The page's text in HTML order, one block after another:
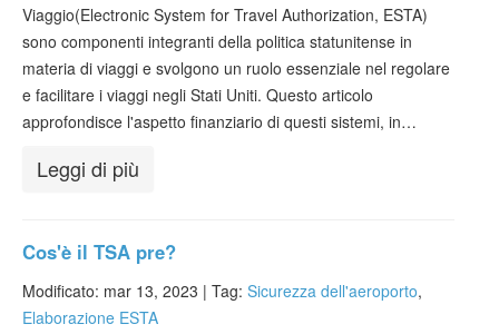
Viaggio(Electronic System for Travel Authorization, ESTA)
sono componenti integranti della politica statunitense in
materia di viaggi e svolgono un ruolo essenziale nel regolare
e facilitare i viaggi negli Stati Uniti. Questo articolo
approfondisce l'aspetto finanziario di questi sistemi, in…
Leggi di più
Cos'è il TSA pre?
Modificato: mar 13, 2023 | Tag: Sicurezza dell'aeroporto,
Elaborazione ESTA